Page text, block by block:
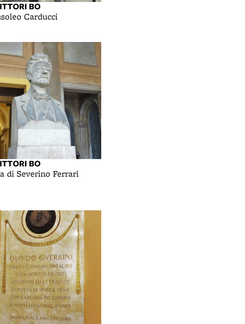
BO
Carducci
BO
di Severino Ferrari